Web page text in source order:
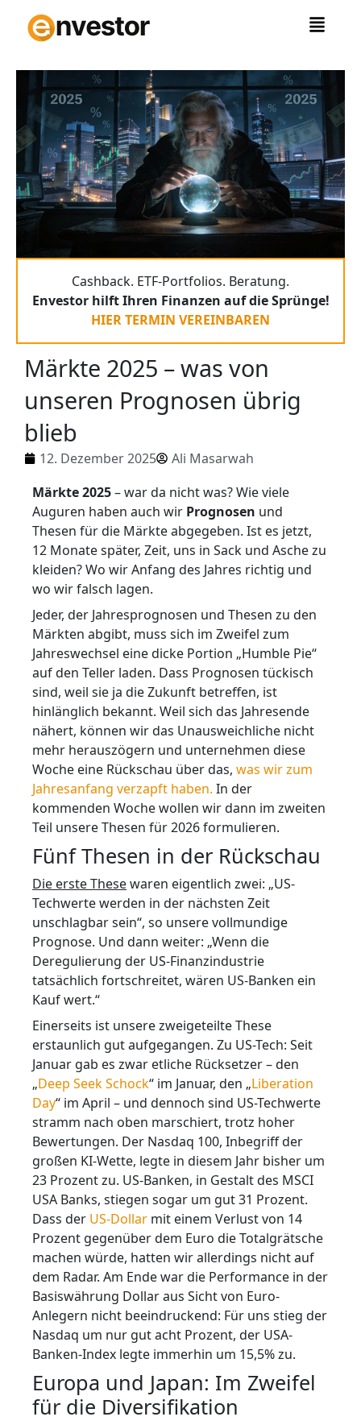
Inhalt
springen
Cashback. ETF-Portfolios. Beratung.
Envestor hilft Ihren Finanzen auf die Sprünge!
HIER TERMIN VEREINBAREN
Märkte 2025 – was von
unseren Prognosen übrig
blieb
12. Dezember 2025
Ali Masarwah
Märkte 2025– war da nicht was? Wie viele
Auguren haben auch wir Prognosen und
Thesen für die Märkte abgegeben. Ist es jetzt,
12 Monate später, Zeit, uns in Sack und Asche zu
kleiden? Wo wir Anfang des Jahres richtig und
wo wir falsch lagen.
Jeder, der Jahresprognosen und Thesen zu den
Märkten abgibt, muss sich im Zweifel zum
Jahreswechsel eine dicke Portion „Humble Pie“
auf den Teller laden. Dass Prognosen tückisch
sind, weil sie ja die Zukunft betreffen, ist
hinlänglich bekannt. Weil sich das Jahresende
nähert, können wir das Unausweichliche nicht
mehr herauszögern und unternehmen diese
Woche eine Rückschau über das, was wir zum
Jahresanfang verzapft haben. In der
kommenden Woche wollen wir dann im zweiten
Teil unsere Thesen für 2026 formulieren.
Fünf Thesen in der Rückschau
Die erste Thesewaren eigentlich zwei: „US-
Techwerte werden in der nächsten Zeit
unschlagbar sein“, so unsere vollmundige
Prognose. Und dann weiter: „Wenn die
Deregulierung der US-Finanzindustrie
tatsächlich fortschreitet, wären US-Banken ein
Kauf wert.“
Einerseits ist unsere zweigeteilte These
erstaunlich gut aufgegangen. Zu US-Tech: Seit
Januar gab es zwar etliche Rücksetzer – den
„Deep Seek Schock“ im Januar, den „Liberation
Day“ im April – und dennoch sind US-Techwerte
stramm nach oben marschiert, trotz hoher
Bewertungen. Der Nasdaq 100, Inbegriff der
großen KI-Wette, legte in diesem Jahr bisher um
23 Prozent zu. US-Banken, in Gestalt des MSCI
USA Banks, stiegen sogar um gut 31 Prozent.
Dass der US-Dollar mit einem Verlust von 14
Prozent gegenüber dem Euro die Totalgrätsche
machen würde, hatten wir allerdings nicht auf
dem Radar. Am Ende war die Performance in der
Basiswährung Dollar aus Sicht von Euro-
Anlegern nicht beeindruckend: Für uns stieg der
Nasdaq um nur gut acht Prozent, der USA-
Banken-Index legte immerhin um 15,5% zu.
Europa und Japan: Im Zweifel
für die Diversifikation